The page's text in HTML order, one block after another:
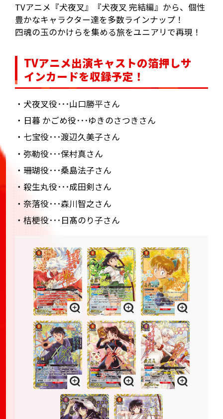
TVアニメ『犬夜叉』『犬夜叉 完結編』から、個性
豊かなキャラクター達を多数ラインナップ！
四魂の玉のかけらを集める旅をユニアリで再現！
TVアニメ出演キャストの箔押しサ
インカードを収録予定！
・犬夜叉役･･･山口勝平さん
・日暮 かごめ役･･･ゆきのさつきさん
・七宝役･･･渡辺久美子さん
・弥勒役･･･保村真さん
・珊瑚役･･･桑島法子さん
・殺生丸役･･･成田剣さん
・奈落役･･･森川智之さん
・桔梗役･･･日髙のり子さん